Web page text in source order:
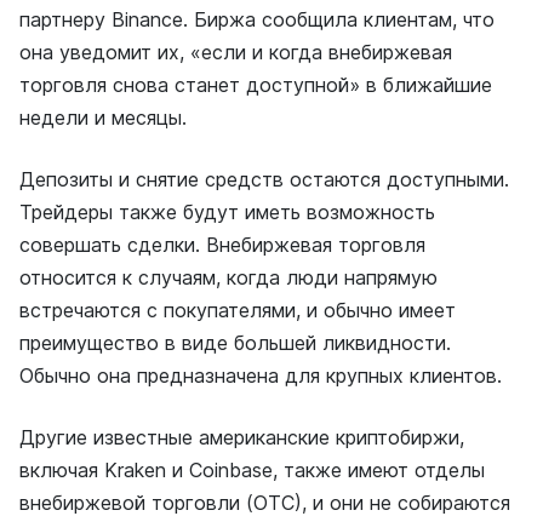
партнеру Binance. Биржа сообщила клиентам, что
она уведомит их, «если и когда внебиржевая
торговля снова станет доступной» в ближайшие
недели и месяцы.
Депозиты и снятие средств остаются доступными.
Трейдеры также будут иметь возможность
совершать сделки. Внебиржевая торговля
относится к случаям, когда люди напрямую
встречаются с покупателями, и обычно имеет
преимущество в виде большей ликвидности.
Обычно она предназначена для крупных клиентов.
Другие известные американские криптобиржи,
включая Kraken и Coinbase, также имеют отделы
внебиржевой торговли (ОТС), и они не собираются